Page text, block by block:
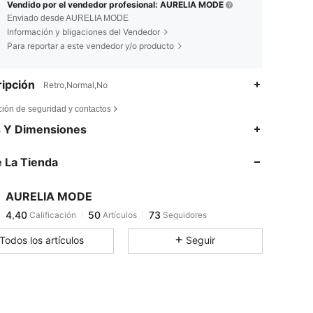
Vendido por el vendedor profesional: AURELIA MODE
Enviado desde AURELIA MODE
Información y bligaciones del Vendedor
Para reportar a este vendedor y/o producto
Retro,Normal,No
de seguridad y contactos
Y Dimensiones
La Tienda
AURELIA MODE
4,40
4,40
j***2seguido haceHace 1 día
4,40 50
73
Todos los artículos Seguir